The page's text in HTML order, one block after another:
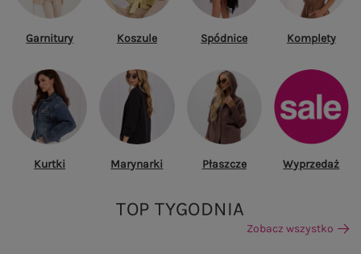
Garnitury Koszule Spódnice Komplety
Kurtki Marynarki Płaszcze Wyprzedaż
TOP TYGODNIA
Zobacz wszystko